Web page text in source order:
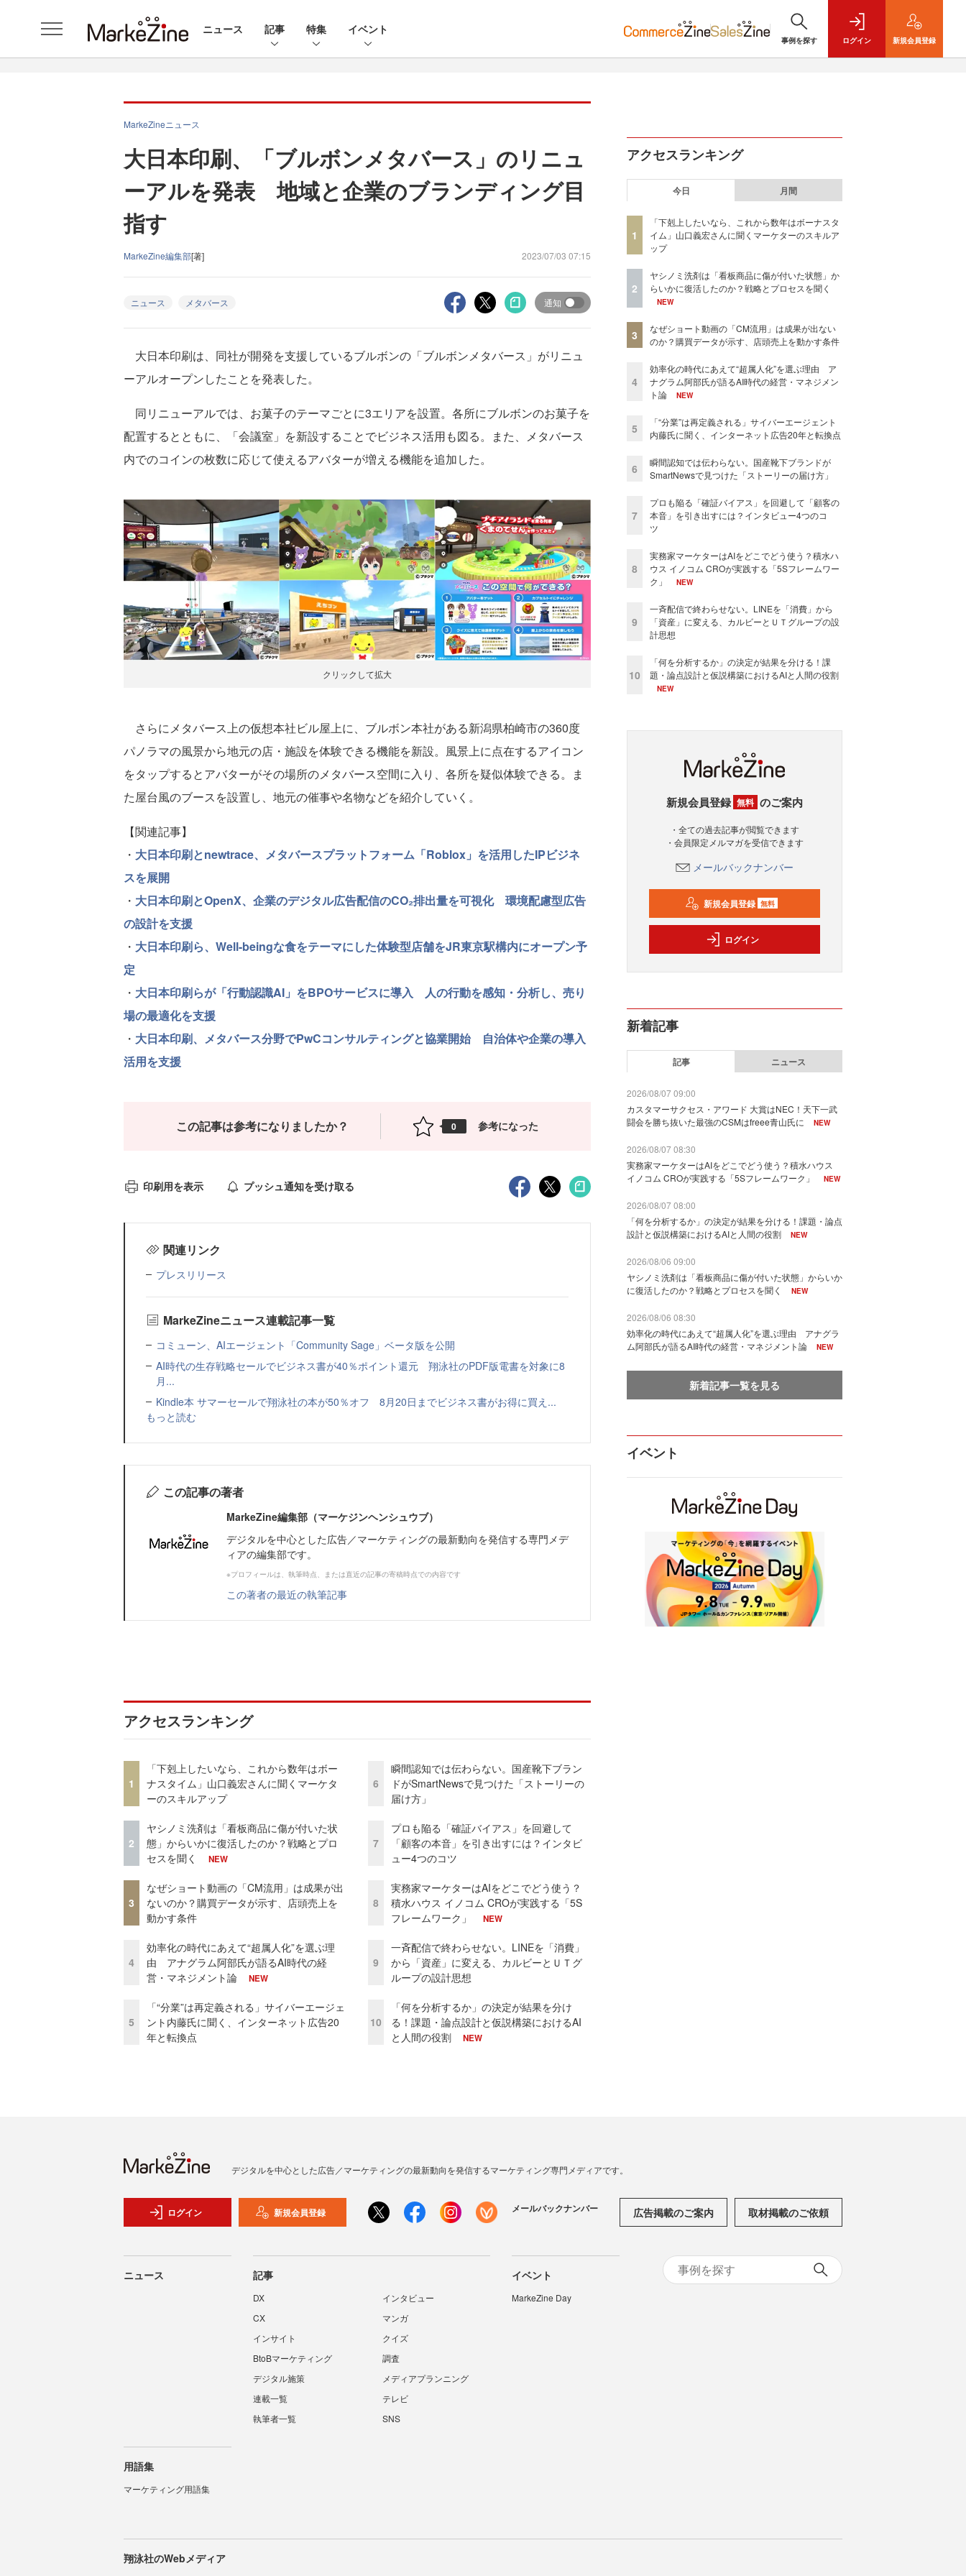
ニュース 記事 特集 イベント
事例を探す ログイン 新規会員登録
MarkeZineニュース
大日本印刷、「ブルボンメタバース」のリニュ
ーアルを発表 地域と企業のブランディング目
指す
MarkeZine編集部[著] 2023/07/03 07:15
ニュース メタバース 通知
大日本印刷は、同社が開発を支援しているブルボンの「ブルボンメタバース」がリニュ
ーアルオープンしたことを発表した。
同リニューアルでは、お菓子のテーマごとに3エリアを設置。各所にブルボンのお菓子を
配置するとともに、「会議室」を新設することでビジネス活用も図る。また、メタバース
内でのコインの枚数に応じて使えるアバターが増える機能を追加した。
クリックして拡大
さらにメタバース上の仮想本社ビル屋上に、ブルボン本社がある新潟県柏崎市の360度
パノラマの風景から地元の店・施設を体験できる機能を新設。風景上に点在するアイコン
をタップするとアバターがその場所のメタバース空間に入り、各所を疑似体験できる。ま
た屋台風のブースを設置し、地元の催事や名物などを紹介していく。
【関連記事】
・ 大日本印刷とnewtrace、メタバースプラットフォーム「Roblox」を活用したIPビジネ
スを展開
・ 大日本印刷とOpenX、企業のデジタル広告配信のCO₂排出量を可視化 環境配慮型広告
の設計を支援
・ 大日本印刷ら、Well-beingな食をテーマにした体験型店舗をJR東京駅構内にオープン予
定
・ 大日本印刷らが「行動認識AI」をBPOサービスに導入 人の行動を感知・分析し、売り
場の最適化を支援
・ 大日本印刷、メタバース分野でPwCコンサルティングと協業開始 自治体や企業の導入
活用を支援
この記事は参考になりましたか？ 0 参考になった
印刷用を表示 プッシュ通知を受け取る
関連リンク
プレスリリース
MarkeZineニュース連載記事一覧
コミューン、AIエージェント「Community Sage」ベータ版を公開
AI時代の生存戦略セールでビジネス書が40％ポイント還元 翔泳社のPDF版電書を対象に8
月...
Kindle本 サマーセールで翔泳社の本が50％オフ 8月20日までビジネス書がお得に買え...
もっと読む
この記事の著者
MarkeZine編集部（マーケジンヘンシュウブ）
デジタルを中心とした広告／マーケティングの最新動向を発信する専門メデ
ィアの編集部です。
※プロフィールは、執筆時点、または直近の記事の寄稿時点での内容です
この著者の最近の執筆記事
アクセスランキング
1
「下剋上したいなら、これから数年はボー
ナスタイム」山口義宏さんに聞くマーケタ
ーのスキルアップ
2
ヤシノミ洗剤は「看板商品に傷が付いた状
態」からいかに復活したのか？戦略とプロ
セスを聞く
NEW
3
なぜショート動画の「CM流用」は成果が出
ないのか？購買データが示す、店頭売上を
動かす条件
4
効率化の時代にあえて“超属人化”を選ぶ理
由 アナグラム阿部氏が語るAI時代の経
営・マネジメント論
NEW
5
「“分業”は再定義される」サイバーエージェ
ント内藤氏に聞く、インターネット広告20
年と転換点
6
瞬間認知では伝わらない。国産靴下ブラン
ドがSmartNewsで見つけた「ストーリーの
届け方」
7
プロも陥る「確証バイアス」を回避して
「顧客の本音」を引き出すには？インタビ
ュー4つのコツ
8
実務家マーケターはAIをどこでどう使う？
積水ハウス イノコム CROが実践する「5S
フレームワーク」
NEW
9
一斉配信で終わらせない。LINEを「消費」
から「資産」に変える、カルビーとＵＴグ
ループの設計思想
10
「何を分析するか」の決定が結果を分け
る！課題・論点設計と仮説構築におけるAI
と人間の役割
NEW
アクセスランキング
今日 月間
1
「下剋上したいなら、これから数年はボーナスタ
イム」山口義宏さんに聞くマーケターのスキルア
ップ
2
ヤシノミ洗剤は「看板商品に傷が付いた状態」か
らいかに復活したのか？戦略とプロセスを聞く
NEW
3
なぜショート動画の「CM流用」は成果が出ない
のか？購買データが示す、店頭売上を動かす条件
4
効率化の時代にあえて“超属人化”を選ぶ理由 ア
ナグラム阿部氏が語るAI時代の経営・マネジメン
ト論
NEW
5
「“分業”は再定義される」サイバーエージェント
内藤氏に聞く、インターネット広告20年と転換点
6
瞬間認知では伝わらない。国産靴下ブランドが
SmartNewsで見つけた「ストーリーの届け方」
7
プロも陥る「確証バイアス」を回避して「顧客の
本音」を引き出すには？インタビュー4つのコ
ツ
8
実務家マーケターはAIをどこでどう使う？積水ハ
ウス イノコム CROが実践する「5Sフレームワー
ク」
NEW
9
一斉配信で終わらせない。LINEを「消費」から
「資産」に変える、カルビーとＵＴグループの設
計思想
10
「何を分析するか」の決定が結果を分ける！課
題・論点設計と仮説構築におけるAIと人間の役割
NEW
新規会員登録 無料 のご案内
・全ての過去記事が閲覧できます
・会員限定メルマガを受信できます
メールバックナンバー
新規会員登録 無料
ログイン
新着記事
記事 ニュース
2026/08/07 09:00
カスタマーサクセス・アワード 大賞はNEC！天下一武
闘会を勝ち抜いた最強のCSMはfreee青山氏に
NEW
2026/08/07 08:30
実務家マーケターはAIをどこでどう使う？積水ハウス
イノコム CROが実践する「5Sフレームワーク」
NEW
2026/08/07 08:00
「何を分析するか」の決定が結果を分ける！課題・論点
設計と仮説構築におけるAIと人間の役割
NEW
2026/08/06 09:00
ヤシノミ洗剤は「看板商品に傷が付いた状態」からいか
に復活したのか？戦略とプロセスを聞く
NEW
2026/08/06 08:30
効率化の時代にあえて“超属人化”を選ぶ理由 アナグラ
ム阿部氏が語るAI時代の経営・マネジメント論
NEW
新着記事一覧を見る
イベント
デジタルを中心とした広告／マーケティングの最新動向を発信するマーケティング専門メディアです。
ログイン 新規会員登録 メールバックナンバー 広告掲載のご案内 取材掲載のご依頼
ニュース 記事
DX
インタビュー
CX
マンガ
インサイト
クイズ
BtoBマーケティング
調査
デジタル施策
メディアプランニング
連載一覧
テレビ
執筆者一覧
SNS
イベント
MarkeZine Day
用語集
マーケティング用語集
翔泳社のWebメディア